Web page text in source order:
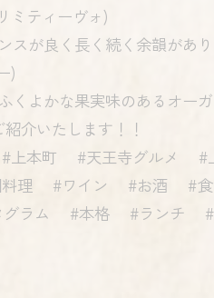
ティーヴォ)
スが良く長く続く余韻があ
)
くよかな果実味のあるオー
介いたします！！
本町 #天王寺グルメ #
理 #ワイン #お酒 #食
グラム #本格 #ランチ